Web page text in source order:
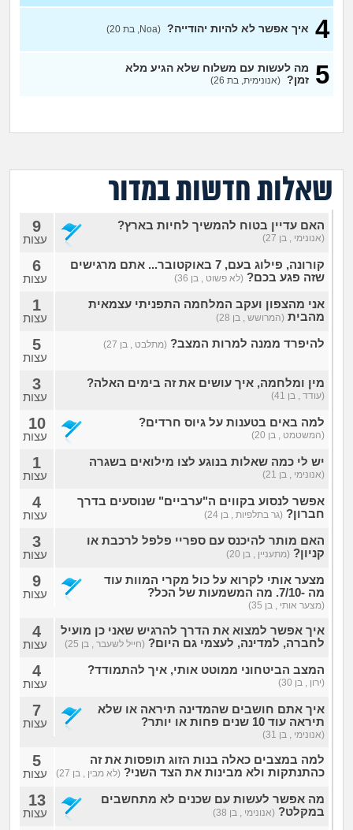
עבודה וקריירה
חברים ואנשים
מה שעובר עליי
שומרים על הגוף
4 איך אפשר לא להיות יהודייה? (Noa, בת 20)
5
מה לעשות עם משלוח שלא הגיע מלא
זמן? (אנונימית, בת 26)
שאלות חדשות במדור
האם עדיין בטוח להמשיך לחיות בארץ?
(אנונימי , בן 27)
9
עצות
קורונה, פילוג בעם, 7 באוקטובר... אתם מרגישים
שזה פגע בכם? (לא פשוט , בן 36)
6
עצות
אני מהצפון ועקב המלחמה התפניתי עצמאית
מהבית (המרושש , בן 28)
1
עצות
להיפרד ממנה למרות המצב? (מתלבט , בן 27) 5
עצות
מין ומלחמה, איך עושים את זה בימים האלה?
(עודד , בן 41)
3
עצות
למה באים בטענות על גיוס חרדים?
(המשטמט , בן 20)
10
עצות
יש לי כמה שאלות בנוגע לצו מילואים בשגרה
(אנונימי , בן 21)
1
עצות
אפשר לנסוע בקווים ה"ערביים" שנוסעים בדרך
חברון? (גר בתלפיות , בן 24)
4
עצות
האם מותר להיכנס עם ספריי פלפל לרכבת או
קניון? (מתעניין , בן 20)
3
עצות
מצער אותי לקרוא על כול מקרי המוות עוד
מה -7/10. מה המשמעות של הכל?
(מצער אותי , בן 35)
9
עצות
איך אפשר למצוא את הדרך להרגיש שאני כן מועיל
לחברה, למדינה, לעצמי גם היום? (חייל לשעבר , בן 25)
4
עצות
המצב הביטחוני ממוטט אותי, איך להתמודד?
(ירון , בן 30)
4
עצות
איך אתם חושבים שהמדינה תיראה או שלא
תיראה עוד 10 שנים פחות או יותר?
(אנונימי , בן 31)
7
עצות
למה במצבים כאלה בנות הזוג תופסות את זה
כהתנתקות ולא מבינות את הצד השני? (לא מבין , בן 27)
5
עצות
מה אפשר לעשות עם שכנים לא מתחשבים
במקלט? (אנונימי , בן 38)
13
עצות